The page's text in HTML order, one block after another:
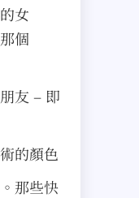
女
個
友 – 即
的顏色
那些快